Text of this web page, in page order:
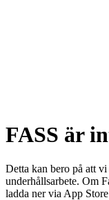
FASS är
Detta kan bero på att
underhållsarbete. Om
ladda ner via App